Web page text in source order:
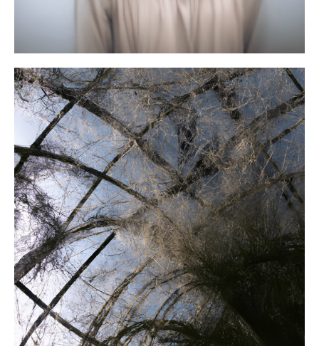
Portrait de Matthieu Gafsou